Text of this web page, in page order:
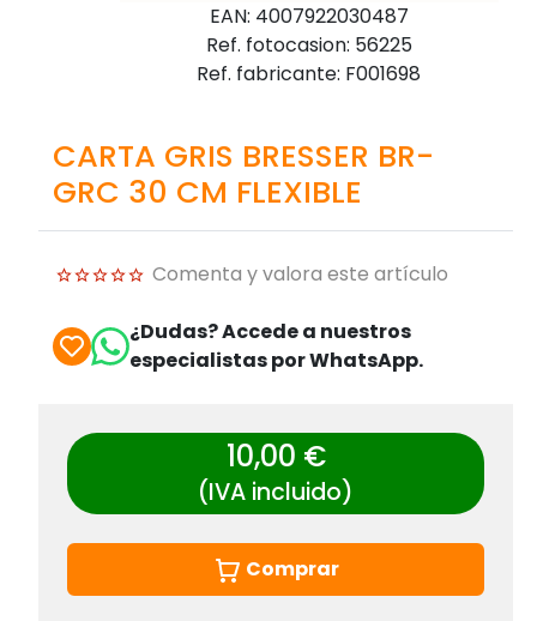
EAN: 4007922030487
Ref. fotocasion: 56225
Ref. fabricante: F001698
CARTA GRIS BRESSER BR-
GRC 30 CM FLEXIBLE
Comenta y valora este artículo
¿Dudas? Accede a nuestros
especialistas por WhatsApp.
10,00 €
(IVA incluido)
Comprar